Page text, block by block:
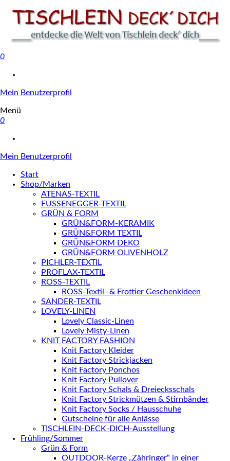
0
Mein Benutzerprofil
Menü
0
Mein Benutzerprofil
Start
Shop/Marken
ATENAS-TEXTIL
FUSSENEGGER-TEXTIL
GRÜN & FORM
GRÜN&FORM-KERAMIK
GRÜN&FORM TEXTIL
GRÜN&FORM DEKO
GRÜN&FORM OLIVENHOLZ
PICHLER-TEXTIL
PROFLAX-TEXTIL
ROSS-TEXTIL
ROSS-Textil- & Frottier Geschenkideen
SANDER-TEXTIL
LOVELY-LINEN
Lovely Classic-Linen
Lovely Misty-Linen
KNIT FACTORY FASHION
Knit Factory Kleider
Knit Factory Strickjacken
Knit Factory Ponchos
Knit Factory Pullover
Knit Factory Schals & Dreiecksschals
Knit Factory Strickmützen & Stirnbänder
Knit Factory Socks / Hausschuhe
Gutscheine für alle Anlässe
TISCHLEIN-DECK-DICH-Ausstellung
Frühling/Sommer
Grün & Form
OUTDOOR-Kerze „Zähringer“ in einer